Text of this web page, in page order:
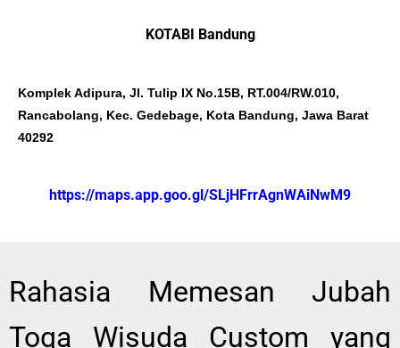
KOTABI Bandung
Komplek Adipura, Jl. Tulip IX No.15B, RT.004/RW.010,
Rancabolang, Kec. Gedebage, Kota Bandung, Jawa Barat
40292
https://maps.app.goo.gl/SLjHFrrAgnWAiNwM9
Rahasia Memesan Jubah
Toga Wisuda Custom yang